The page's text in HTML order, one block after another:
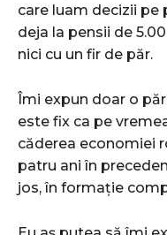
care luam decizii pe
deja la pensii de
nici cu un fir de păr.
Îmi expun doar o
este fix ca pe
căderea economiei
patru ani în
jos, în formație